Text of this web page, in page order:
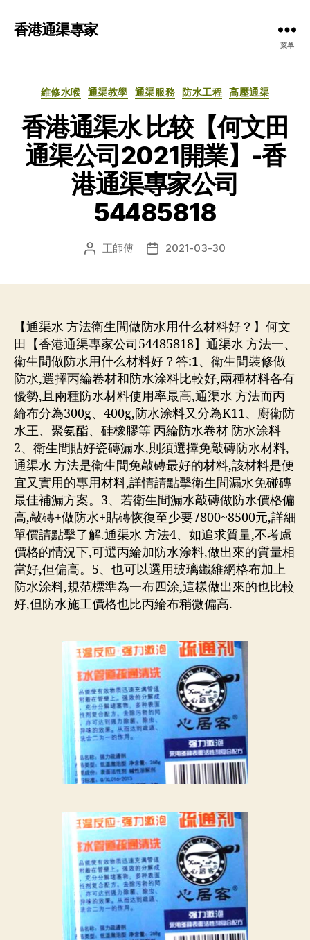
香港通渠專家
菜单
分
維修水喉 通渠教學 通渠服務 防水工程 高壓通渠
香港通渠水 比较【何文田
通渠公司2021開業】-香
港通渠專家公司
54485818
文 王師傅
发 2021-03-30
【通渠水 方法衛生間做防水用什么材料好？】何文
田【香港通渠專家公司54485818】通渠水 方法一、
衛生間做防水用什么材料好？答:1、衛生間裝修做
防水,選擇丙綸卷材和防水涂料比較好,兩種材料各有
優勢,且兩種防水材料使用率最高,通渠水 方法而丙
綸布分為300g、400g,防水涂料又分為K11、廚衛防
水王、聚氨酯、硅橡膠等 丙綸防水卷材 防水涂料
2、衛生間貼好瓷磚漏水,則須選擇免敲磚防水材料,
通渠水 方法是衛生間免敲磚最好的材料,該材料是便
宜又實用的專用材料,詳情請點擊衛生間漏水免碰磚
最佳補漏方案。3、若衛生間漏水敲磚做防水價格偏
高,敲磚+做防水+貼磚恢復至少要7800~8500元,詳細
單價請點擊了解.通渠水 方法4、如追求質量,不考慮
價格的情況下,可選丙綸加防水涂料,做出來的質量相
當好,但偏高。5、也可以選用玻璃纖維網格布加上
防水涂料,規范標準為一布四涂,這樣做出來的也比較
好,但防水施工價格也比丙綸布稍微偏高.